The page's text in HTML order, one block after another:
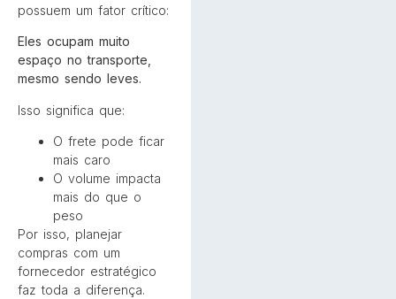
possuem um fator crítico:
Eles ocupam muito
espaço no transporte,
mesmo sendo leves.
Isso significa que:
O frete pode ficar
mais caro
O volume impacta
mais do que o
peso
Por isso, planejar
compras com um
fornecedor estratégico
faz toda a diferença.